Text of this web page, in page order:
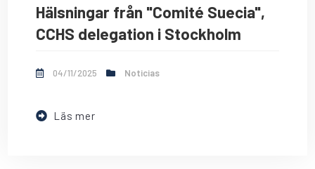
Hälsningar från "Comité Suecia",
CCHS delegation i Stockholm
04/11/2025 Noticias
Läs mer